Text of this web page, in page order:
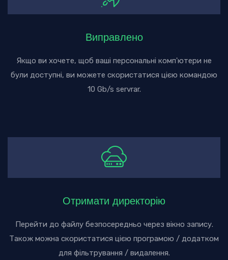
Виправлено
Якщо ви хочете, щоб ваші персональні комп'ютери не
були доступні, ви можете скористатися цією командою
10 Gb/s servrar.
Отримати директорію
Перейти до файлу безпосередньо через вікно запису.
Також можна скористатися цією програмою / додатком
для фільтрування / видалення.